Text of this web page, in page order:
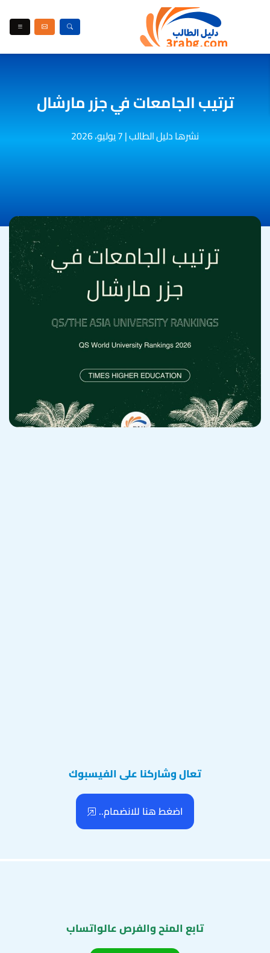
ترتيب الجامعات في جزر مارشال
نشرها دليل الطالب|7 يوليو، 2026
تعال وشاركنا على الفيسبوك
اضغط هنا للانضمام..
تابع المنح والفرص عالواتساب